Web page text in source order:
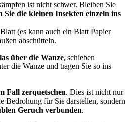
ist nicht schwer. Bleiben Sie
Sie die kleinen Insekten einzeln ins
(es kann auch ein Blatt Papier
abschütteln.
über die Wanze, schieben
die Wanze und tragen Sie so ins
Fall zerquetschen. Dies ist nicht nur
Bedrohung für Sie darstellen, sondern
Geruch verbunden.